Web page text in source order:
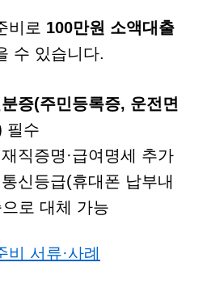
비로 100만원 소액대출
수 있습니다.
증(주민등록증, 운전면
필수
직증명·급여명세 추가
신등급(휴대폰 납부내
로 대체 가능
서류·사례